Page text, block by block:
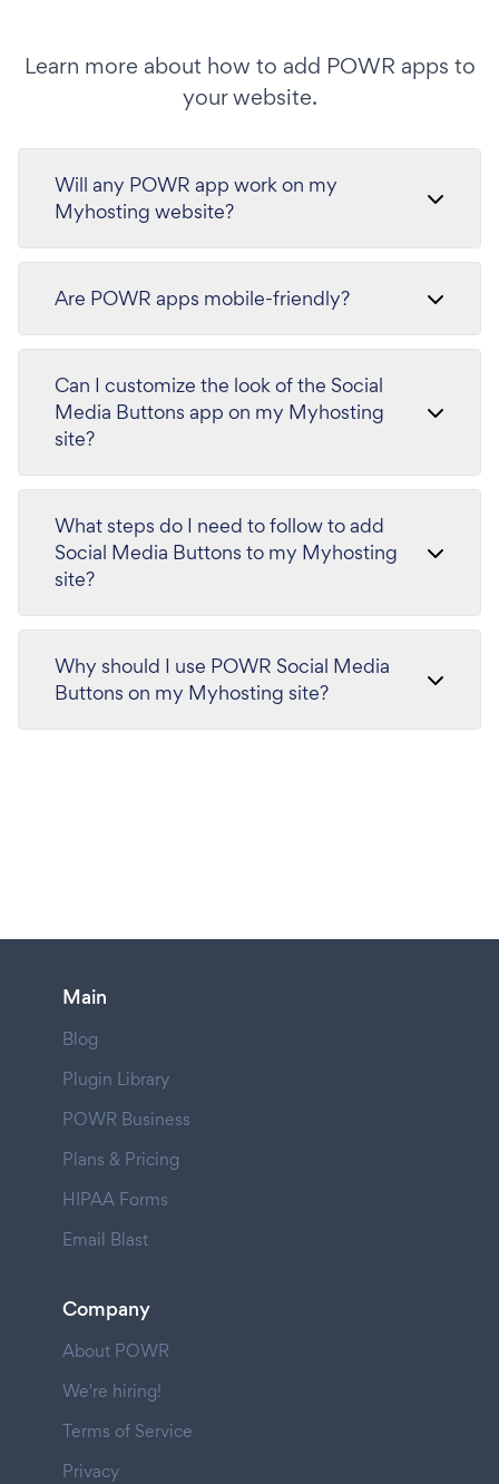
Learn more about how to add POWR apps to
your website.
Will any POWR app work on my
Myhosting website?
Are POWR apps mobile-friendly?
Can I customize the look of the Social
Media Buttons app on my Myhosting
site?
What steps do I need to follow to add
Social Media Buttons to my Myhosting
site?
Why should I use POWR Social Media
Buttons on my Myhosting site?
Main
Blog
Plugin Library
POWR Business
Plans & Pricing
HIPAA Forms
Email Blast
Company
About POWR
We're hiring!
Terms of Service
Privacy